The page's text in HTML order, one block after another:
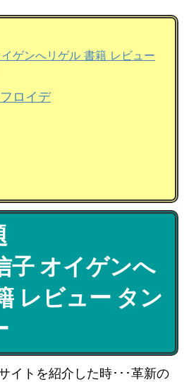
ゲンへリゲル 書籍 レビュー
ロイデ
子 オイゲンへ
レビュー タン
イトを紹介した時･･･革新の